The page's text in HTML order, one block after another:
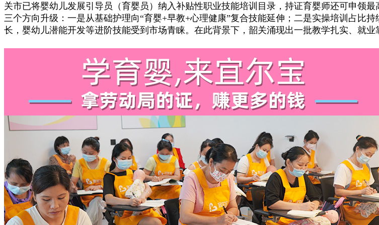
关市已将婴幼儿发展引导员（育婴员）纳入补贴性职业技能培训目录，持证育婴师还可申领
三个方向升级：一是从基础护理向“育婴+早教+心理健康”复合技能延伸；二是实操培训占比
长，婴幼儿潜能开发等进阶技能受到市场青睐。在此背景下，韶关涌现出一批教学扎实、就业